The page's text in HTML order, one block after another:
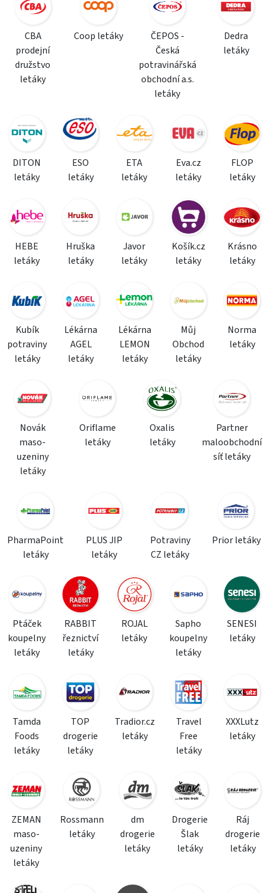
CBA
prodejní
družstvo
letáky
Coop letáky
ČEPOS -
Česká
potravinářská
obchodní a.s.
letáky
Dedra
letáky
DITON
letáky
ESO
letáky
ETA
letáky
Eva.cz
letáky
FLOP
letáky
HEBE
letáky
Hruška
letáky
Javor
letáky
Košík.cz
letáky
Krásno
letáky
Kubík
potraviny
letáky
Lékárna
AGEL
letáky
Lékárna
LEMON
letáky
Můj
Obchod
letáky
Norma
letáky
Novák
maso-
uzeniny
letáky
Oriflame
letáky
Oxalis
letáky
Partner
maloobchodní
síť letáky
PharmaPoint
letáky
PLUS JIP
letáky
Potraviny
CZ letáky
Prior letáky
Ptáček
koupelny
letáky
RABBIT
řeznictví
letáky
ROJAL
letáky
Sapho
koupelny
letáky
SENESI
letáky
Tamda
Foods
letáky
TOP
drogerie
letáky
Tradior.cz
letáky
Travel
Free
letáky
XXXLutz
letáky
ZEMAN
maso-
uzeniny
letáky
Rossmann
letáky
dm
drogerie
letáky
Drogerie
Šlak
letáky
Ráj
drogerie
letáky